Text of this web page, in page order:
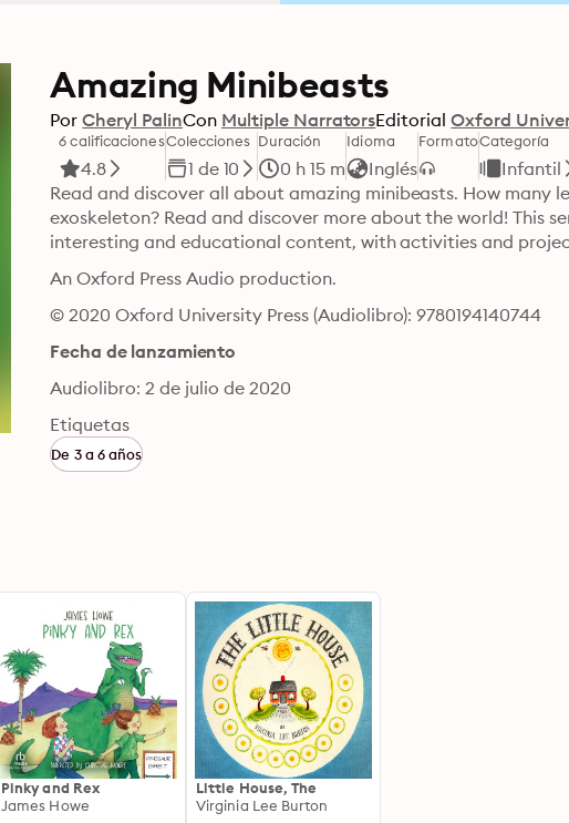
Amazing Minibeasts
Por Cheryl PalinCon Multiple NarratorsEditorial Oxford
6 calificaciones
4.8
Colecciones
1 de 10
Duración
0 h 15 m
Idioma
Inglés
FormatoCategoría
Infantil
Read and discover all about amazing minibeasts. How many
exoskeleton? Read and discover more about the world! This
interesting and educational content, with activities and
An Oxford Press Audio production.
© 2020 Oxford University Press (Audiolibro): 9780194140744
Fecha de lanzamiento
Audiolibro: 2 de julio de 2020
Etiquetas
De 3 a 6 años
Pinky and Rex
James Howe
Little House, The
Virginia Lee Burton